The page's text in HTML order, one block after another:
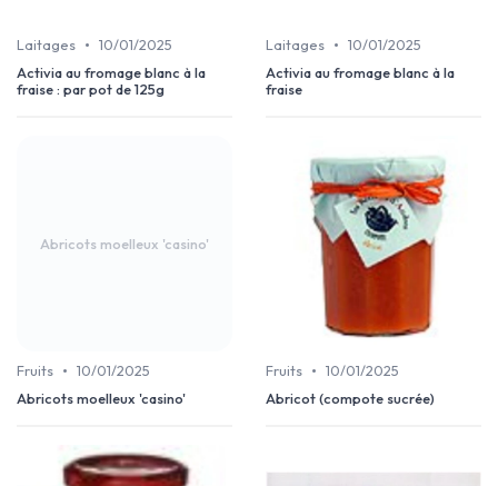
Laitages • 10/01/2025
Activia au fromage blanc à la
fraise : par pot de 125g
Laitages • 10/01/2025
Activia au fromage blanc à la
fraise
Abricots moelleux 'casino'
Fruits • 10/01/2025
Abricots moelleux 'casino'
Fruits • 10/01/2025
Abricot (compote sucrée)